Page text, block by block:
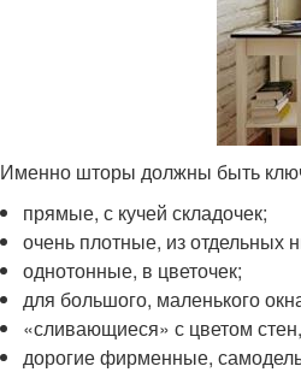
Именно шторы должны быть
прямые, с кучей складочек;
очень плотные, из отдельных
однотонные, в цветочек;
для большого, маленького
«сливающиеся» с цветом
дорогие фирменные,